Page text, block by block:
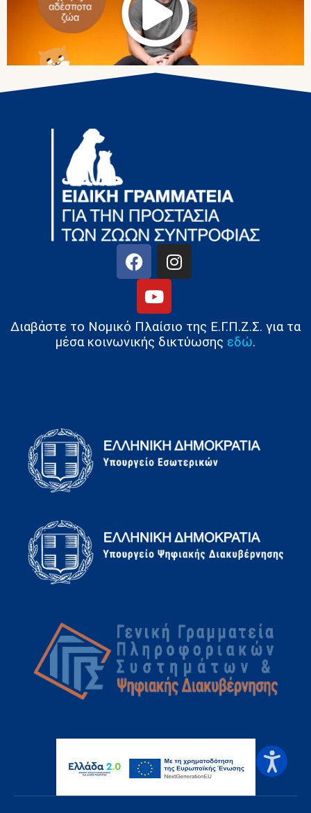
Διαβάστε το Νομικό Πλαίσιο της Ε.Γ.Π.Ζ.Σ. για τα
μέσα κοινωνικής δικτύωσης εδώ.